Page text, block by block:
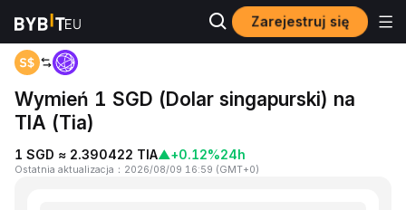
Zarejestruj się
Strona główna
Wymień 1 SGD (Dolar singapurski) na
TIA (Tia)
1 SGD ≈ 2.390422 TIA▲+0.12%24h
Ostatnia aktualizacja ： 2026/08/09 16:59 (GMT+0)